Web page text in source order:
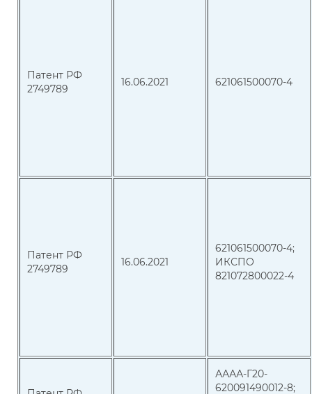
Патент РФ
2749789
16.06.2021 621061500070-4
Патент РФ
2749789
16.06.2021
621061500070-4;
ИКСПО
821072800022-4
АААА-Г20-
620091490012-8;